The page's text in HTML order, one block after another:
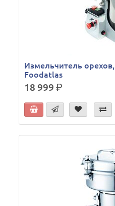
Измельчитель
Foodatlas
18 999р.